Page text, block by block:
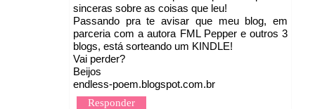
sinceras sobre as coisas que leu!
Passando pra te avisar que meu blog, em
parceria com a autora FML Pepper e outros 3
blogs, está sorteando um KINDLE!
Vai perder?
Beijos
endless-poem.blogspot.com.br
Responder